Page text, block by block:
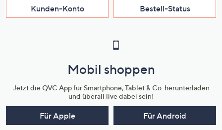
Kunden-Konto Bestell-Status
Mobil shoppen
Jetzt die QVC App für Smartphone, Tablet & Co. herunterladen
und überall live dabei sein!
Für Apple Für Android